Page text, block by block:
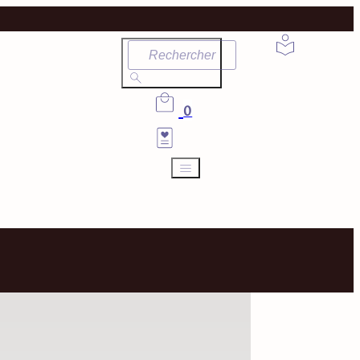
Rechercher
0